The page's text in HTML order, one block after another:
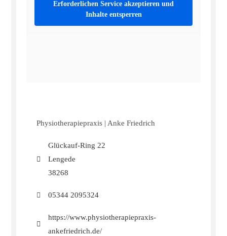
Erforderlichen Service akzeptieren und
Inhalte entsperren
Physiotherapiepraxis | Anke Friedrich
Glückauf-Ring 22
Lengede
38268
05344 2095324
https://www.physiotherapiepraxis-
ankefriedrich.de/